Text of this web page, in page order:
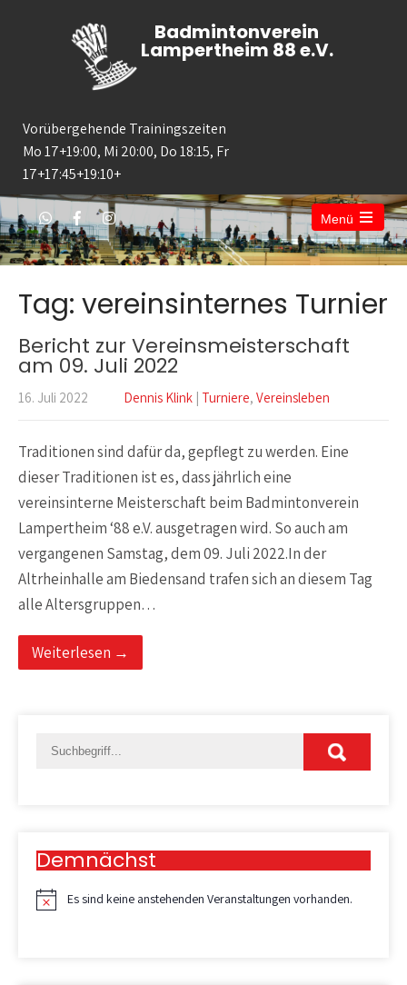
Badmintonverein
Lampertheim 88 e.V.
Vorübergehende Trainingszeiten
Mo 17+19:00, Mi 20:00, Do 18:15, Fr
17+17:45+19:10+
Menü
Tag: vereinsinternes Turnier
Bericht zur Vereinsmeisterschaft
am 09. Juli 2022
16. Juli 2022 Dennis Klink | Turniere, Vereinsleben
Traditionen sind dafür da, gepflegt zu werden. Eine
dieser Traditionen ist es, dass jährlich eine
vereinsinterne Meisterschaft beim Badmintonverein
Lampertheim ‘88 e.V. ausgetragen wird. So auch am
vergangenen Samstag, dem 09. Juli 2022.In der
Altrheinhalle am Biedensand trafen sich an diesem Tag
alle Altersgruppen…
Weiterlesen →
Demnächst
H
Es sind keine anstehenden Veranstaltungen vorhanden.